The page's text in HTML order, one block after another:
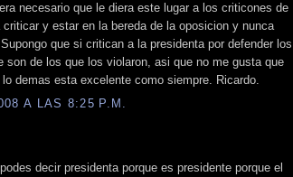
necesario que le diera este lugar a los criticones de
y estar en la bereda de la oposicion y nunca
que si critican a la presidenta por defender los
son de los que los violaron, asi que no me gusta que
demas esta excelente como siempre. Ricardo.
A LAS 8:25 P.M.
decir presidenta porque es presidente porque el